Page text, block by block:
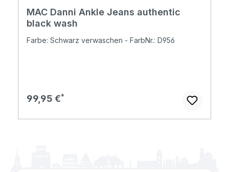
MAC Danni Ankle Jeans authentic
black wash
Farbe: Schwarz verwaschen - FarbNr.: D956
Regulärer Preis:
99,95 €